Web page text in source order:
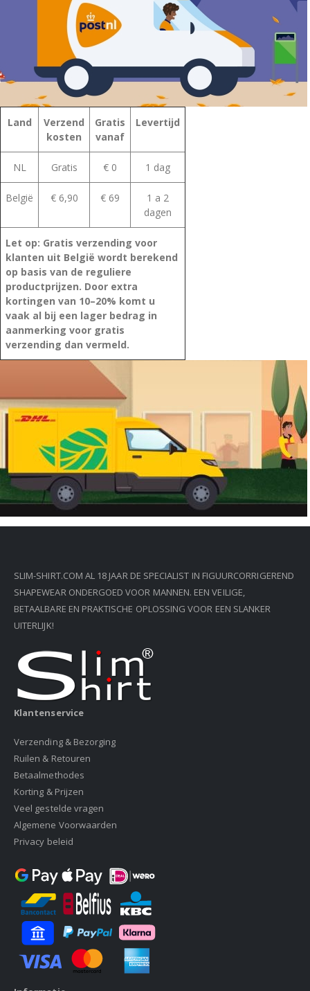
Land
Verzend
kosten
Gratis
vanaf
Levertijd
NL Gratis € 0 1 dag
België € 6,90 € 69
1 a 2
dagen
Let op: Gratis verzending voor
klanten uit België wordt berekend
op basis van de reguliere
productprijzen. Door extra
kortingen van 10–20% komt u
vaak al bij een lager bedrag in
aanmerking voor gratis
verzending dan vermeld.
SLIM-SHIRT.COM AL 18 JAAR DE SPECIALIST IN FIGUURCORRIGEREND
SHAPEWEAR ONDERGOED VOOR MANNEN. EEN VEILIGE,
BETAALBARE EN PRAKTISCHE OPLOSSING VOOR EEN SLANKER
UITERLIJK!
Klantenservice
Verzending & Bezorging
Ruilen & Retouren
Betaalmethodes
Korting & Prijzen
Veel gestelde vragen
Algemene Voorwaarden
Privacy beleid